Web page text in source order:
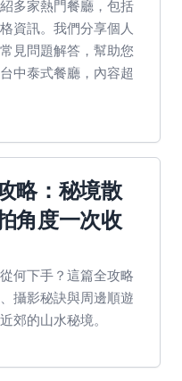
多家熱門餐廳，包括
資訊。我們分享個人
見問題解答，幫助您
中泰式餐廳，內容超
略：秘境散
角度一次收
何下手？這篇全攻略
攝影秘訣與周邊順遊
郊的山水秘境。